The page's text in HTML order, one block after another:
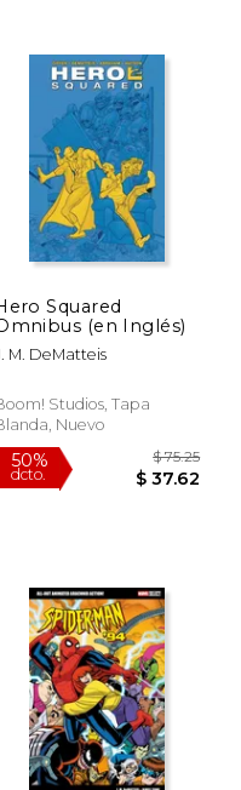
50%
dcto.
Squared
(en Inglés)
M. DeMatteis
Studios, Tapa
Nuevo